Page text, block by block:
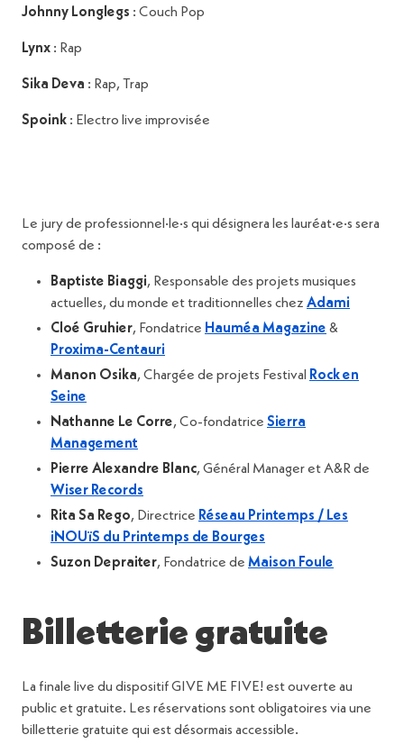
Johnny Longlegs : Couch Pop
Lynx : Rap
Sika Deva : Rap, Trap
Spoink : Electro live improvisée
Le jury de professionnel·le·s qui désignera les lauréat·e·s sera
composé de :
Baptiste Biaggi, Responsable des projets musiques
actuelles, du monde et traditionnelles chez Adami
Cloé Gruhier, Fondatrice Hauméa Magazine &
Proxima-Centauri
Manon Osika, Chargée de projets Festival
Rock en
Seine
Nathanne Le Corre, Co-fondatrice Sierra
Management
Pierre Alexandre Blanc, Général Manager et A&R de
Wiser Records
Rita Sa Rego, Directrice Réseau Printemps / Les
iNOUïS du Printemps de Bourges
Suzon Depraiter, Fondatrice de Maison Foule
Billetterie gratuite
La finale live du dispositif GIVE ME FIVE! est ouverte au
public et gratuite. Les réservations sont obligatoires via une
billetterie gratuite qui est désormais accessible.